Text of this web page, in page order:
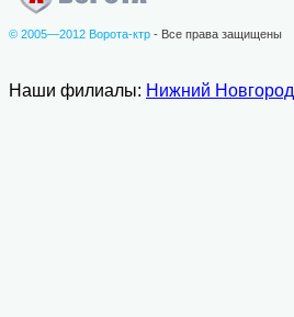
© 2005—2012 Ворота-ктр - Все права защищены
Наши филиалы: Нижний Новгород